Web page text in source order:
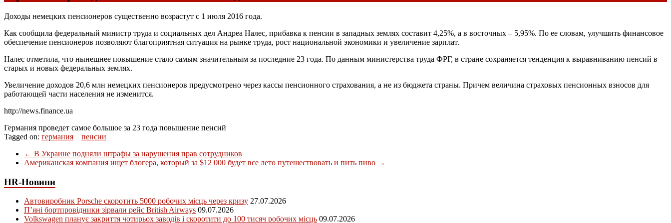
Доходы немецких пенсионеров существенно возрастут с 1 июля 2016 года.
Как сообщила федеральный министр труда и социальных дел Андреа Налес, прибавка к пенсии в западных землях составит 4,25%, а в восточных – 5,95%. По ее словам, улучшить финансовое
обеспечение пенсионеров позволяют благоприятная ситуация на рынке труда, рост национальной экономики и увеличение зарплат.
Налес отметила, что нынешнее повышение стало самым значительным за последние 23 года. По данным министерства труда ФРГ, в стране сохраняется тенденция к выравниванию пенсий в
старых и новых федеральных землях.
Увеличение доходов 20,6 млн немецких пенсионеров предусмотрено через кассы пенсионного страхования, а не из бюджета страны. Причем величина страховых пенсионных взносов для
работающей части населения не изменится.
http://news.finance.ua
Германия проведет самое большое за 23 года повышение пенсий
Tagged on: германия
пенсии
← В Украине подняли штрафы за нарушения прав сотрудников
Американская компания ищет блогера, который за $12 000 будет все лето путешествовать и пить пиво →
HR-Новини
Автовиробник Porsche скоротить 5000 робочих місць через кризу 27.07.2026
П’яні бортпровідники зірвали рейс British Airways 09.07.2026
Volkswagen планує закриття чотирьох заводів і скоротити до 100 тисяч робочих місць 09.07.2026